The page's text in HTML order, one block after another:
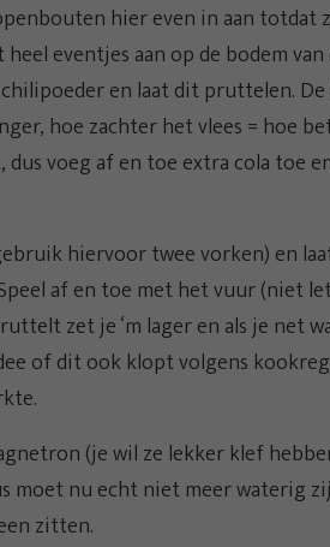
hier even in aan totdat
eventjes aan op de bodem van
en laat dit pruttelen.
hoe zachter het vlees = hoe
voeg af en toe extra cola toe
hiervoor twee vorken) en
af en toe met het vuur (niet
zet je ‘m lager en als je net
of dit ook klopt volgens
(je wil ze lekker klef
moet nu echt niet meer waterig
zitten.